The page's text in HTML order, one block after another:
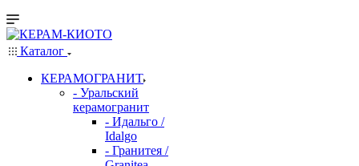
Каталог
КЕРАМОГРАНИТ
- Уральский
керамогранит
- Идальго /
Idalgo
- Гранитея /